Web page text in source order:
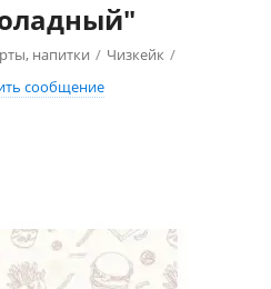
напитки / Чизкейк /
сообщение